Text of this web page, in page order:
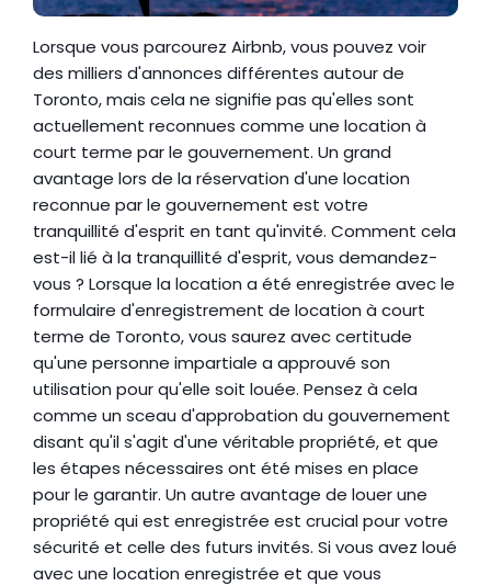
Lorsque vous parcourez Airbnb, vous pouvez voir
des milliers d'annonces différentes autour de
Toronto, mais cela ne signifie pas qu'elles sont
actuellement reconnues comme une location à
court terme par le gouvernement. Un grand
avantage lors de la réservation d'une location
reconnue par le gouvernement est votre
tranquillité d'esprit en tant qu'invité. Comment cela
est-il lié à la tranquillité d'esprit, vous demandez-
vous ? Lorsque la location a été enregistrée avec le
formulaire d'enregistrement de location à court
terme de Toronto, vous saurez avec certitude
qu'une personne impartiale a approuvé son
utilisation pour qu'elle soit louée. Pensez à cela
comme un sceau d'approbation du gouvernement
disant qu'il s'agit d'une véritable propriété, et que
les étapes nécessaires ont été mises en place
pour le garantir. Un autre avantage de louer une
propriété qui est enregistrée est crucial pour votre
sécurité et celle des futurs invités. Si vous avez loué
avec une location enregistrée et que vous